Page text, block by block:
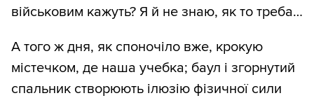
військовим кажуть? Я й не знаю, як то треба…
А того ж дня, як споночіло вже, крокую
містечком, де наша учебка; баул і згорнутий
спальник створюють ілюзію фізичної сили